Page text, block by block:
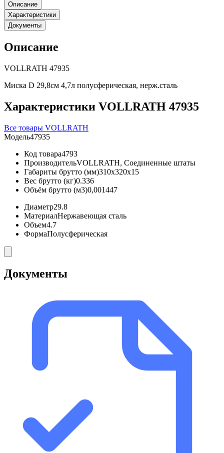
Описание
Характеристики
Документы
Описание
VOLLRATH 47935
Миска D 29,8см 4,7л полусферическая, нерж.сталь
Характеристики VOLLRATH 47935
Все товары VOLLRATH
Модель47935
Код товара4793
ПроизводительVOLLRATH, Соединенные штаты
Габариты брутто (мм)310x320x15
Вес брутто (кг)0.336
Объём брутто (м3)0,001447
Диаметр29.8
МатериалНержавеющая сталь
Объем4.7
ФормаПолусферическая
Документы